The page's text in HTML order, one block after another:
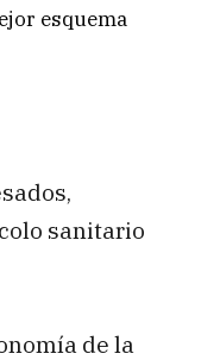
esquema
sanitario
de la